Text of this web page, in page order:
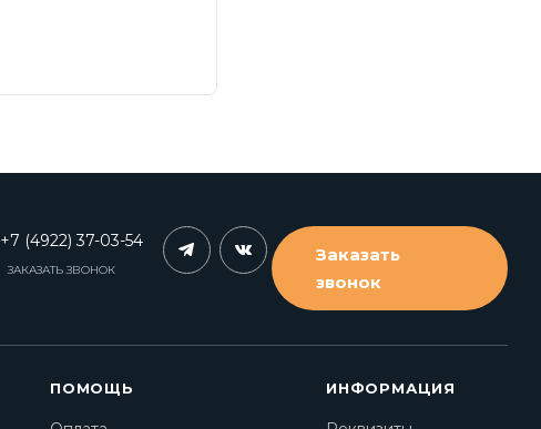
+7 (4922) 37-03-54
ЗАКАЗАТЬ ЗВОНОК
Заказать
звонок
ПОМОЩЬ ИНФОРМАЦИЯ